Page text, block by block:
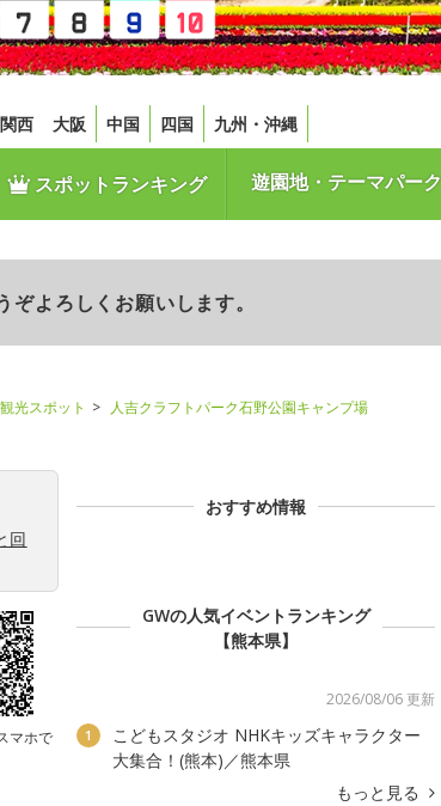
関西 大阪 中国 四国 九州・沖縄
スポットランキング 遊園地・テーマパーク
よろしくお願いします。
光スポット
人吉クラフトパーク石野公園キャンプ場
回
マホで
おすすめ情報
GWの人気イベントランキング
【熊本県】
2026/08/06 更新
1
こどもスタジオ NHKキッズキャラクター
大集合！(熊本)／熊本県
もっと見る